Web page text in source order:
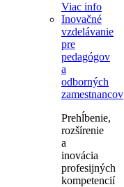
Viac info
Inovačné
vzdelávanie
pre
pedagógov
a
odborných
zamestnancov
Prehĺbenie,
rozšírenie
a
inovácia
profesijných
kompetencií